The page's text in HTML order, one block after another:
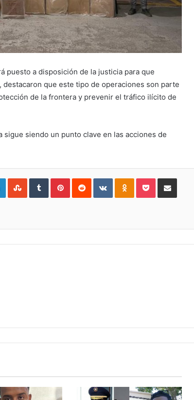
puesto a disposición de la justicia para que
que este tipo de operaciones son parte
de la frontera y prevenir el tráfico ilícito de
siendo un punto clave en las acciones de
LinkedInStumbleUpon
TumblrPinterestReddit VKontakteOdnoklassniki
PocketCompartir por Correo